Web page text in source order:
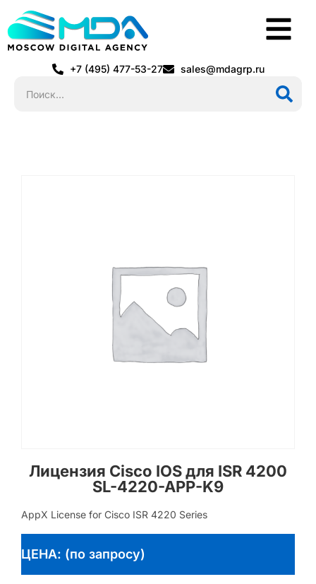
+7 (495) 477-53-27 sales@mdagrp.ru
Лицензия Cisco IOS для ISR 4200
SL-4220-APP-K9
AppX License for Cisco ISR 4220 Series
ЦЕНА: (по запросу)